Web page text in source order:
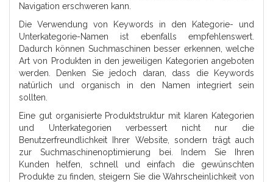
Navigation erschweren kann.
Die Verwendung von Keywords in den Kategorie- und
Unterkategorie-Namen ist ebenfalls empfehlenswert.
Dadurch können Suchmaschinen besser erkennen, welche
Art von Produkten in den jeweiligen Kategorien angeboten
werden. Denken Sie jedoch daran, dass die Keywords
natürlich und organisch in den Namen integriert sein
sollten.
Eine gut organisierte Produktstruktur mit klaren Kategorien
und Unterkategorien verbessert nicht nur die
Benutzerfreundlichkeit Ihrer Website, sondern trägt auch
zur Suchmaschinenoptimierung bei. Indem Sie Ihren
Kunden helfen, schnell und einfach die gewünschten
Produkte zu finden, steigern Sie die Wahrscheinlichkeit von